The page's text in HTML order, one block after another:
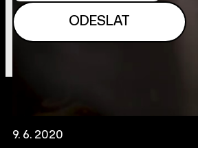
9. 6. 2020